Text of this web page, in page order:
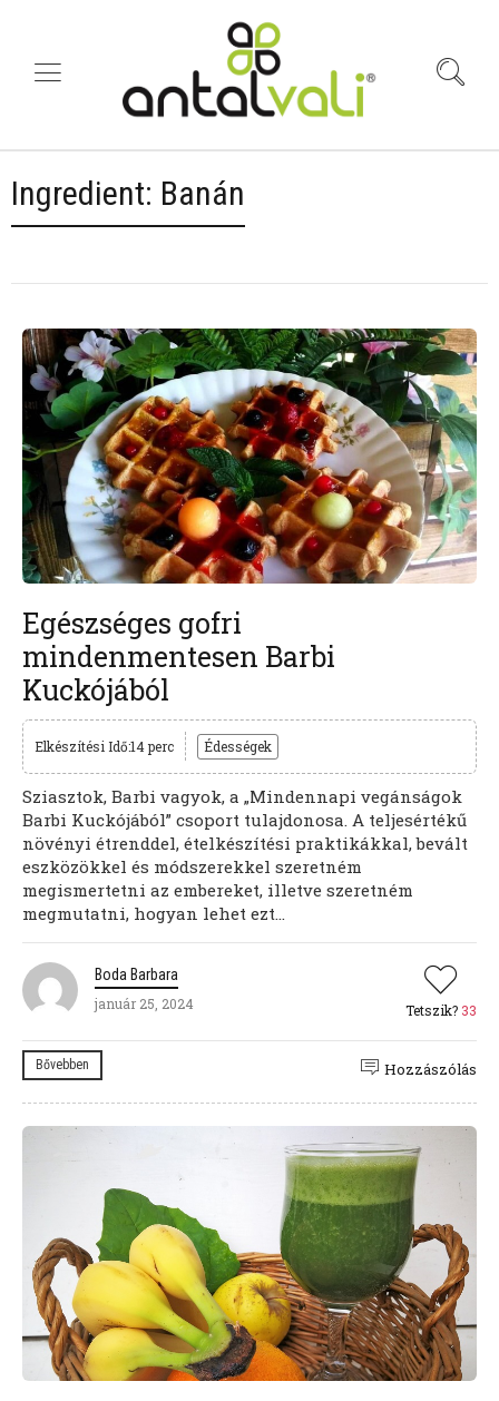
Ingredient: Banán
Egészséges gofri
mindenmentesen Barbi
Kuckójából
Elkészítési Idő:14 perc Édességek
Sziasztok, Barbi vagyok, a „Mindennapi vegánságok
Barbi Kuckójából” csoport tulajdonosa. A teljesértékű
növényi étrenddel, ételkészítési praktikákkal, bevált
eszközökkel és módszerekkel szeretném
megismertetni az embereket, illetve szeretném
megmutatni, hogyan lehet ezt...
Boda Barbara
január 25, 2024
Tetszik? 33
Bővebben Hozzászólás